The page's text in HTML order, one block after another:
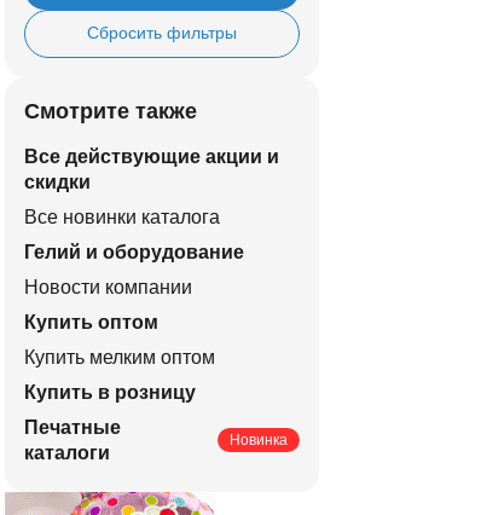
Сбросить фильтры
Смотрите также
Все действующие акции и
скидки
Все новинки каталога
Гелий и оборудование
Новости компании
Купить оптом
Купить мелким оптом
Купить в розницу
Печатные
каталоги
Новинка